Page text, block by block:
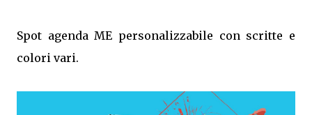
Spot agenda ME personalizzabile con scritte e
colori vari.